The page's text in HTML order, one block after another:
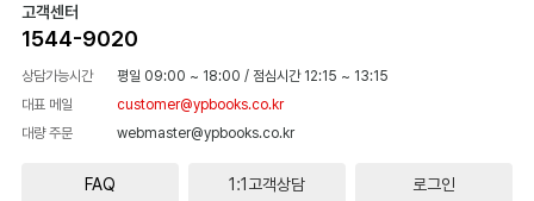
고객센터
1544-9020
상담가능시간 평일 09:00 ~ 18:00 / 점심시간 12:15 ~ 13:15
대표 메일
customer@ypbooks.co.kr
대량 주문
webmaster@ypbooks.co.kr
FAQ 1:1고객상담 로그인